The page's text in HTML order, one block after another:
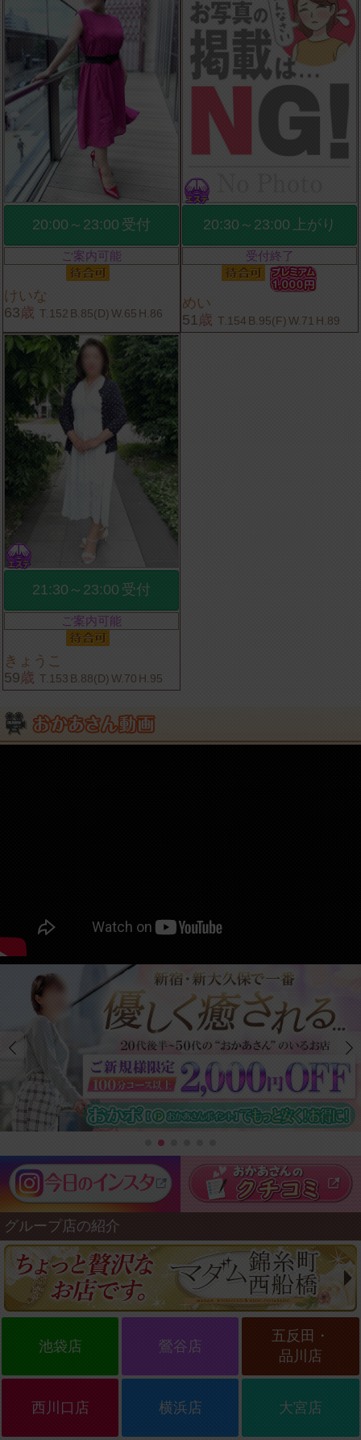
20:00～23:00 受付
ご案内可能
けいな
63歳 T.152 B.85(D) W.65 H.86
20:30～23:00 上がり
受付終了
めい
51歳 T.154 B.95(F) W.71 H.89
21:30～23:00 受付
ご案内可能
きょうこ
59歳 T.153 B.88(D) W.70 H.95
グループ店の紹介
池袋店 鶯谷店
五反田・
品川店
西川口店 横浜店 大宮店